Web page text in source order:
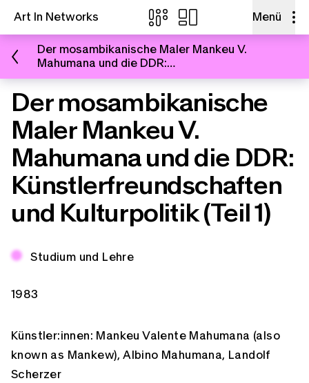
Art In Networks Menü
Der mosambikanische Maler Mankeu V.
Mahumana und die DDR:
Künstlerfreundschaften und Kulturpolitik (Teil 1)
Der mosambikanische
Maler Mankeu V.
Mahumana und die DDR:
Künstlerfreundschaften
und Kulturpolitik (Teil 1)
Thema:
Studium und Lehre
Zeitspannen:
1983
Künstler:innen: Mankeu Valente Mahumana (also
known as Mankew) Albino Mahumana
Landolf
Scherzer
E-Mail
Facebook
Link kopieren